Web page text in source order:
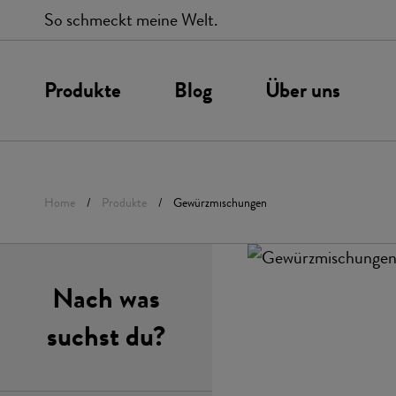
So schmeckt meine Welt.
Produkte
Chilis
BBQ
Blog Über uns
Unsere Werte
Home Produkte Gewürzmischungen
Nach was
suchst du?